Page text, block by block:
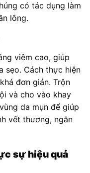
có tác dụng làm
lông.
viêm cao, giúp
sẹo. Cách thực hiện
đơn giản. Trộn
và cho vào khay
da mụn để giúp
vết thương, ngăn
sự hiệu quả